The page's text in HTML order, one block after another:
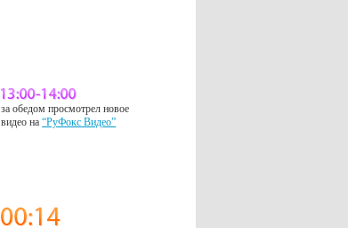
за обедом просмотрел новое
видео на“РуФокс Видео”